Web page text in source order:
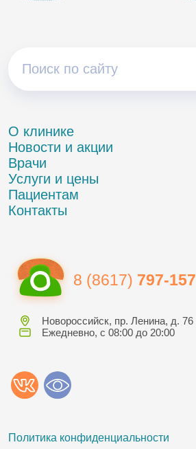
О клинике
Новости и акции
Врачи
Услуги и цены
Пациентам
Контакты
8 (8617) 797-157
Новороссийск, пр. Ленина, д. 76
Ежедневно, с 08:00 до 20:00
Политика конфиденциальности